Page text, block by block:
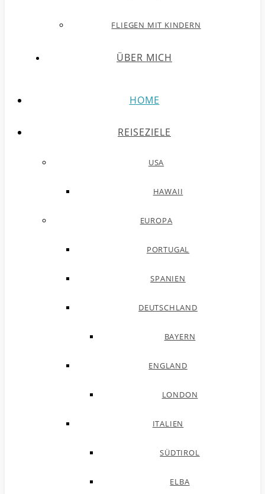
FLIEGEN MIT KINDERN
ÜBER MICH
HOME
REISEZIELE
USA
HAWAII
EUROPA
PORTUGAL
SPANIEN
DEUTSCHLAND
BAYERN
ENGLAND
LONDON
ITALIEN
SÜDTIROL
ELBA